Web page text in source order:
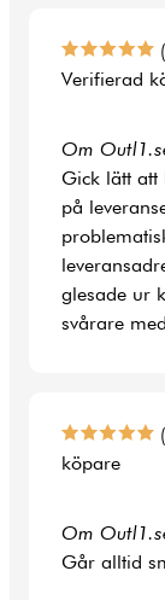
Verifierad
Om
Gick lätt att
på
glesade ur
svårare
köpare
Om
Går alltid